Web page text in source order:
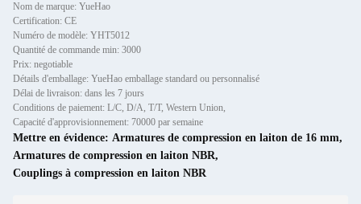
Nom de marque: YueHao
Certification: CE
Numéro de modèle: YHT5012
Quantité de commande min: 3000
Prix: negotiable
Détails d'emballage: YueHao emballage standard ou personnalisé
Délai de livraison: dans les 7 jours
Conditions de paiement: L/C, D/A, T/T, Western Union,
Capacité d'approvisionnement: 70000 par semaine
Mettre en évidence: Armatures de compression en laiton de 16 mm,
Armatures de compression en laiton NBR,
Couplings à compression en laiton NBR